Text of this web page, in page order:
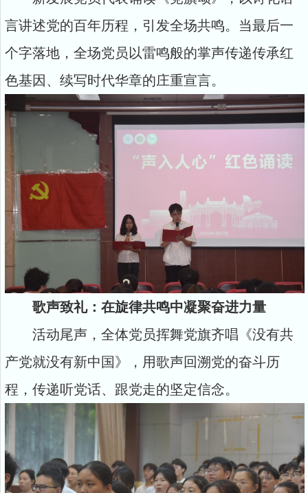
言讲述党的百年历程，引发全场共鸣。当最后一
个字落地，全场党员以雷鸣般的掌声传递传承红
色基因、续写时代华章的庄重宣言。
歌声致礼：在旋律共鸣中凝聚奋进力量
活动尾声，全体党员挥舞党旗齐唱《没有共
产党就没有新中国》，用歌声回溯党的奋斗历
程，传递听党话、跟党走的坚定信念。